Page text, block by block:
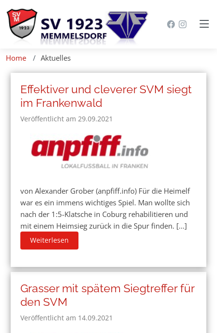
Home Aktuelles
Effektiver und cleverer SVM siegt
im Frankenwald
Veröffentlicht am 29.09.2021
von Alexander Grober (anpfiff.info) Für die Heimelf
war es ein immens wichtiges Spiel. Man wollte sich
nach der 1:5-Klatsche in Coburg rehabilitieren und
mit einem Heimsieg zurück in die Spur finden. [...]
Weiterlesen
Grasser mit spätem Siegtreffer für
den SVM
Veröffentlicht am 14.09.2021